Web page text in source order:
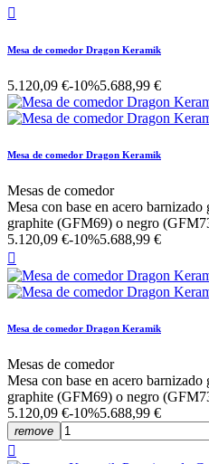

Mesa de comedor Dragon Keramik
5.120,09 €-10%5.688,99 €
Mesa de comedor Dragon Keramik
Mesas de comedor
Mesa con base en acero
graphite (GFM69) o negro
5.120,09 €-10%5.688,99 €

Mesa de comedor Dragon Keramik
Mesas de comedor
Mesa con base en acero
graphite (GFM69) o negro
5.120,09 €-10%5.688,99 €
remove
